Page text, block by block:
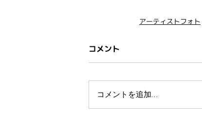
アーティストフォト
コメント
コメントを追加…